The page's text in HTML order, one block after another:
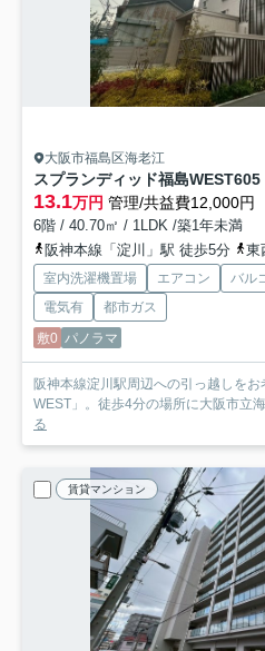
大阪市福島区海老江
スプランディッド福島WEST605
13.1万円 管理/共益費12,000円
6階 / 40.70㎡ / 1LDK /築1年未満
阪神本線「淀川」駅 徒歩5分
東
室内洗濯機置場 エアコン バル
電気有
都市ガス
敷0 パノラマ
阪神本線淀川駅周辺への引っ越しを
WEST」。徒歩4分の場所に大阪市立
る
賃貸マンション